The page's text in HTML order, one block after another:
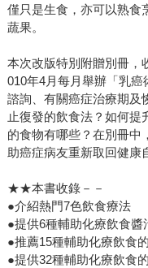
僅只是生食，亦可以熟食
蔬果。
本次改版特別附贈別冊，
010年4月每月舉辦「乳
諮詢、有關癌症治療期及
止復發的飲食法？如何
的食物有哪些？在別冊中
助癌症病友重新取回健康
★★本書收錄－－
●介紹熱門7色飲食療法
●提供6種輔助化療飲食醬
●推薦15種輔助化療飲食
●提供32種輔助化療飲食